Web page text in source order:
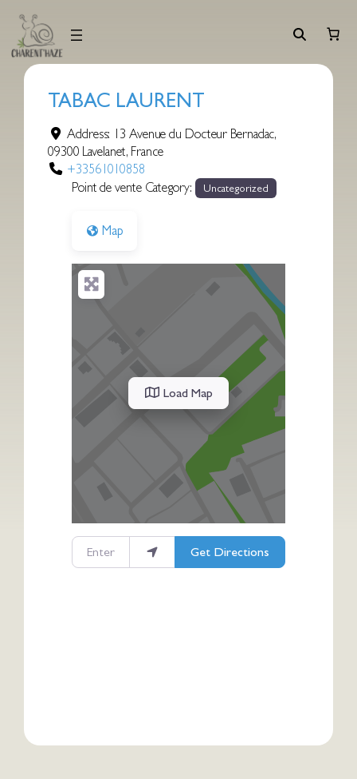
contenu
TABAC LAURENT
Address: 13 Avenue du Docteur Bernadac,
09300 Lavelanet, France
+33561010858
Point de vente Category:
Uncategorized
Map
Load Map
Enter your location
Get Directions